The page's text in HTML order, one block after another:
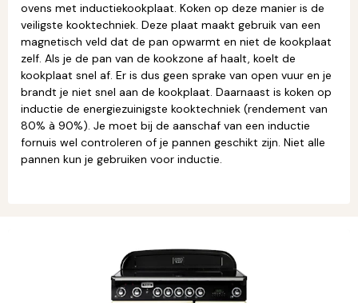
ovens met inductiekookplaat. Koken op deze manier is de
veiligste kooktechniek. Deze plaat maakt gebruik van een
magnetisch veld dat de pan opwarmt en niet de kookplaat
zelf. Als je de pan van de kookzone af haalt, koelt de
kookplaat snel af. Er is dus geen sprake van open vuur en je
brandt je niet snel aan de kookplaat. Daarnaast is koken op
inductie de energiezuinigste kooktechniek (rendement van
80% à 90%). Je moet bij de aanschaf van een inductie
fornuis wel controleren of je pannen geschikt zijn. Niet alle
pannen kun je gebruiken voor inductie.